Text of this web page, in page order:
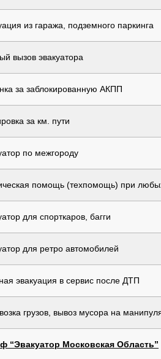
из гаража, подземного паркинга
вызов эвакуатора
за заблокированную АКПП
за км. пути
по межгороду
помощь (техпомощь) при
для спорткаров, багги
для ретро автомобилей
эвакуация в сервис после ДТП
грузов, вывоз мусора на
“Эвакуатор Московская Область”